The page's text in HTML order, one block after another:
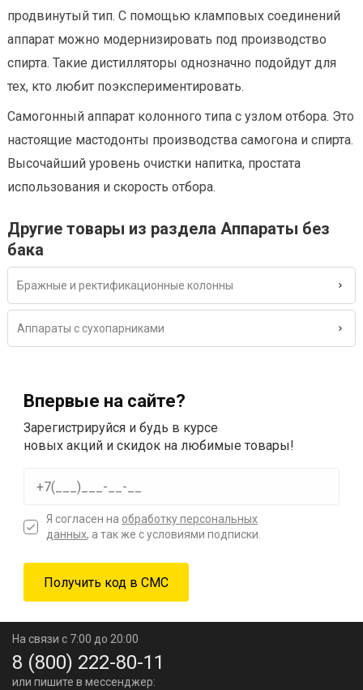
продвинутый тип. С помощью кламповых соединений
аппарат можно модернизировать под производство
спирта. Такие дистилляторы однозначно подойдут для
тех, кто любит поэкспериментировать.
Самогонный аппарат колонного типа с узлом отбора. Это
настоящие мастодонты производства самогона и спирта.
Высочайший уровень очистки напитка, простата
использования и скорость отбора.
Другие товары из раздела Аппараты без
бака
Бражные и ректификационные колонны
Аппараты с сухопарниками
Впервые на сайте?
Зарегистрируйся и будь в курсе
новых акций и скидок на любимые товары!
Я согласен на обработку персональных
данных, а так же с условиями подписки.
На связи с 7:00 до 20:00
8 (800) 222-80-11
или пишите в мессенджер: